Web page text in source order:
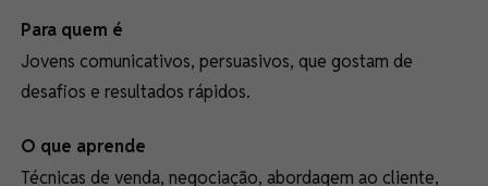
Para quem é
Jovens comunicativos, persuasivos, que gostam de
desafios e resultados rápidos.
O que aprende
Técnicas de venda, negociação, abordagem ao cliente,